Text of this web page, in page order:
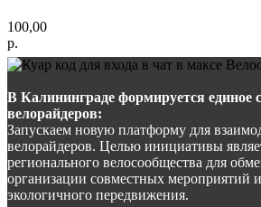
100,00
р.
В Калининграде формируется единое
велорайдеров:
Запускаем новую платформу для
велорайдеров. Целью инициативы
регионального велосообщества для
организации совместных мероприятий
экологичного передвижения.